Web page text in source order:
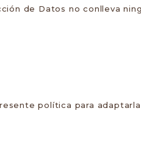
de Datos no conlleva
política para